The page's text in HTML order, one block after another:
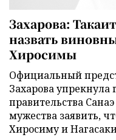
Захарова:
назвать
Хиросимы
Официальный
Захарова упрекнула
правительства
мужества заявить,
Хиросиму и